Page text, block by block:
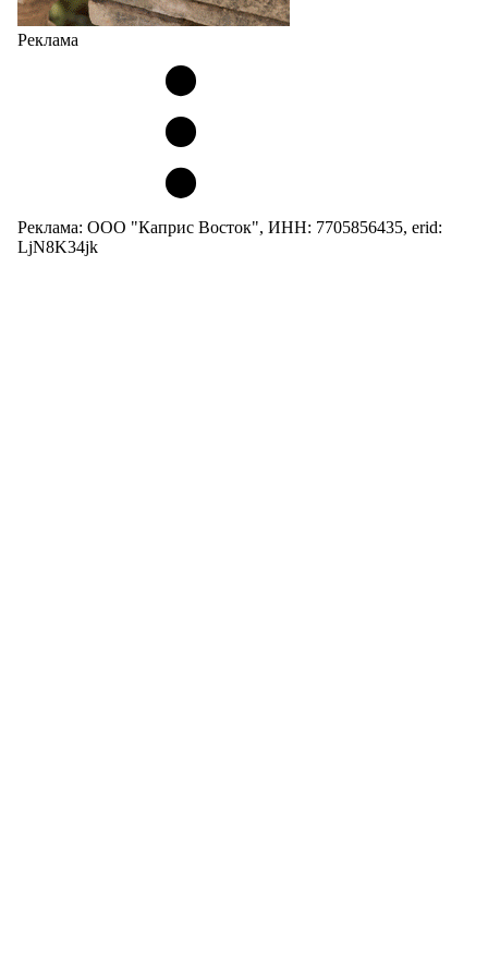
Реклама
Реклама: ООО "Каприс Восток", ИНН: 7705856435, erid:
LjN8K34jk